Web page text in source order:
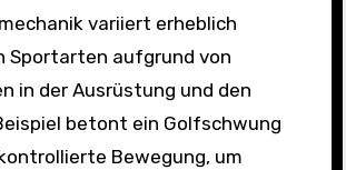
variiert erheblich
Sportarten aufgrund von
in der Ausrüstung und den
betont ein Golfschwung
Bewegung, um